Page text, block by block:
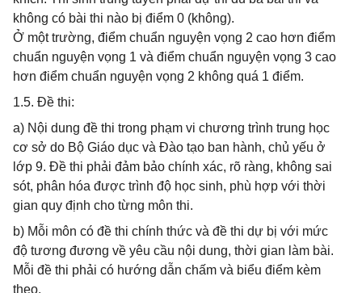
không có bài thi nào bị điểm 0 (không).
Ở một trường, điểm chuẩn nguyện vọng 2 cao hơn điểm
chuẩn nguyện vọng 1 và điểm chuẩn nguyện vọng 3 cao
hơn điểm chuẩn nguyện vọng 2 không quá 1 điểm.
1.5. Đề thi:
a) Nội dung đề thi trong phạm vi chương trình trung học
cơ sở do Bộ Giáo dục và Đào tạo ban hành, chủ yếu ở
lớp 9. Đề thi phải đảm bảo chính xác, rõ ràng, không sai
sót, phân hóa được trình độ học sinh, phù hợp với thời
gian quy định cho từng môn thi.
b) Mỗi môn có đề thi chính thức và đề thi dự bị với mức
độ tương đương về yêu cầu nội dung, thời gian làm bài.
Mỗi đề thi phải có hướng dẫn chấm và biểu điểm kèm
theo.